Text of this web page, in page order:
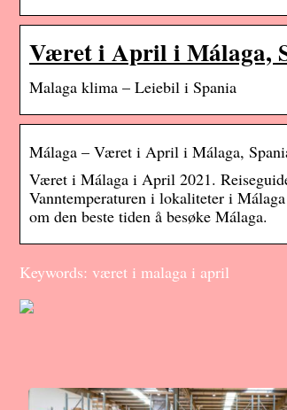
Været i April i Málaga,
Malaga klima – Leiebil i Spania
Málaga – Været i April i Málaga,
Været i Málaga i April 2021.
Vanntemperaturen i lokaliteter i
om den beste tiden å besøke Málaga.
Keywords: været i malaga i april